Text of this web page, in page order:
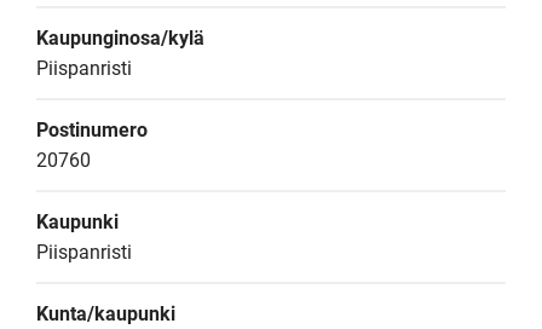
Kaupunginosa/kylä
Piispanristi
Postinumero
20760
Kaupunki
Piispanristi
Kunta/kaupunki